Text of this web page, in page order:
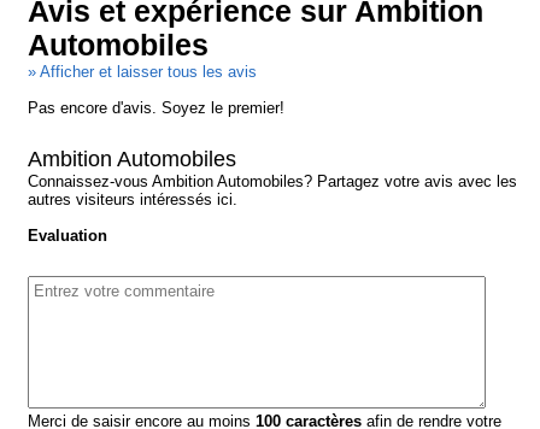
Avis et expérience sur Ambition
Automobiles
» Afficher et laisser tous les avis
Pas encore d'avis. Soyez le premier!
Ambition Automobiles
Connaissez-vous Ambition Automobiles? Partagez votre avis avec les
autres visiteurs intéressés ici.
Evaluation
Merci de saisir encore au moins100 caractères afin de rendre votre